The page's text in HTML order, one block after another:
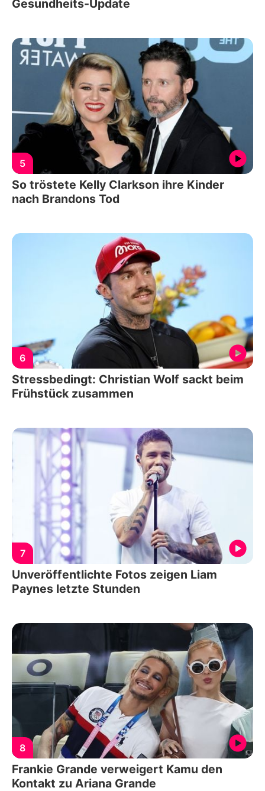
Gesundheits-Update
5
So tröstete Kelly Clarkson ihre Kinder
nach Brandons Tod
6
Stressbedingt: Christian Wolf sackt beim
Frühstück zusammen
7
Unveröffentlichte Fotos zeigen Liam
Paynes letzte Stunden
8
Frankie Grande verweigert Kamu den
Kontakt zu Ariana Grande